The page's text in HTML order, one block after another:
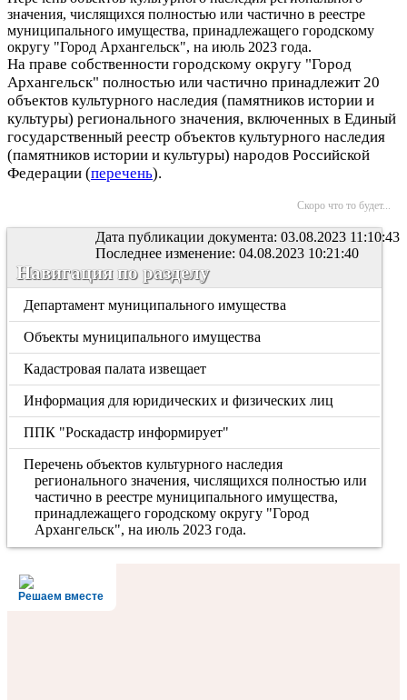
значения, числящихся полностью или частично в реестре
муниципального имущества, принадлежащего городскому
округу "Город Архангельск", на июль 2023 года.
На праве собственности городскому округу "Город
Архангельск" полностью или частично принадлежит 20
объектов культурного наследия (памятников истории и
культуры) регионального значения, включенных в Единый
государственный реестр объектов культурного наследия
(памятников истории и культуры) народов Российской
Федерации (перечень).
Скоро что то будет...
Дата публикации документа: 03.08.2023 11:10:43
Последнее изменение: 04.08.2023 10:21:40
Навигация по разделу
Департамент муниципального имущества
Объекты муниципального имущества
Кадастровая палата извещает
Информация для юридических и физических лиц
ППК "Роскадастр информирует"
Перечень объектов культурного наследия
регионального значения, числящихся полностью или
частично в реестре муниципального имущества,
принадлежащего городскому округу "Город
Архангельск", на июль 2023 года.
Решаем вместе